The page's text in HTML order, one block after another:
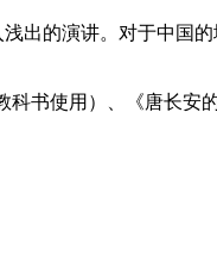
的演讲。对于中国
书使用）、《唐长安的